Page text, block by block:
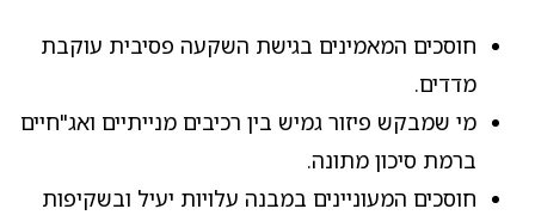
חוסכים המאמינים בגישת השקעה פסיבית עוקבת
מדדים.
מי שמבקש פיזור גמיש בין רכיבים מנייתיים ואג"חיים
ברמת סיכון מתונה.
חוסכים המעוניינים במבנה עלויות יעיל ובשקיפות